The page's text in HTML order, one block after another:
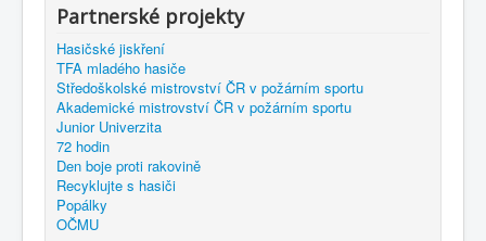
Partnerské projekty
Hasičské jiskření
TFA mladého hasiče
Středoškolské mistrovství ČR v požárním sportu
Akademické mistrovství ČR v požárním sportu
Junior Univerzita
72 hodin
Den boje proti rakovině
Recyklujte s hasiči
Popálky
OČMU